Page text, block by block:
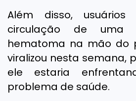
Além disso,
circulação de
hematoma na mão do
viralizou nesta semana,
ele estaria
problema de saúde.